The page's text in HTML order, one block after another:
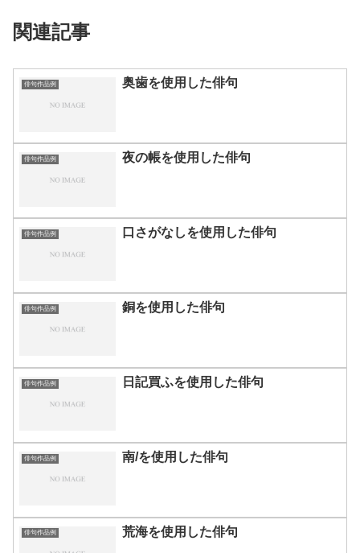
関連記事
俳句作品例 奥歯を使用した俳句
俳句作品例 夜の帳を使用した俳句
俳句作品例 口さがなしを使用した俳句
俳句作品例 銅を使用した俳句
俳句作品例 日記買ふを使用した俳句
俳句作品例 南/を使用した俳句
俳句作品例 荒海を使用した俳句